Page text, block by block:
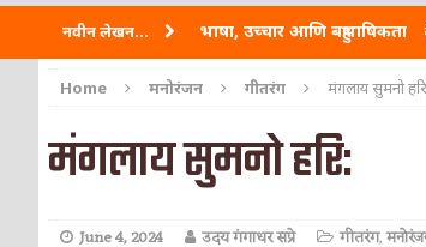
नवीन लेखन... भाषा, उच्चार आणि बहुभाषिकता
वारी विठ्ठलाची कविता-गझल-चारोळी-
ताम्र – एक अफलातून धातू
जेव्हा मी आडनांव बदलले
अशी एक कविता लिहू इच्छिते
Home मनोरंजन गीतरंग मंगलाय सुमनो
मंगलाय सुमनो हरि:
June 4, 2024 उदय गंगाधर सप्रे गीतरंग,